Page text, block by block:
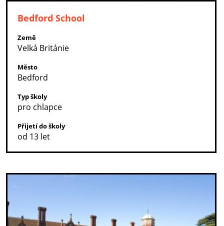
Bedford School
Země
Velká Británie
Město
Bedford
Typ školy
pro chlapce
Přijetí do školy
od 13 let